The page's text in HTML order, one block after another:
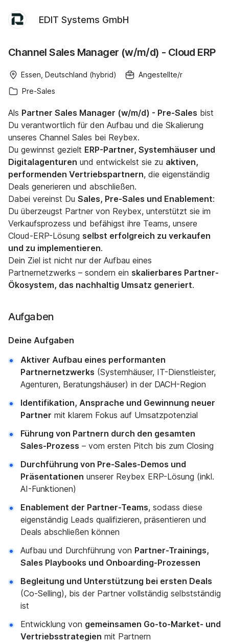
EDIT Systems GmbH
Channel Sales Manager (w/m/d) - Cloud ERP
Essen, Deutschland (hybrid)
Angestellte/r
Pre-Sales
Als Partner Sales Manager (w/m/d) - Pre-Sales bist
Du verantwortlich für den Aufbau und die Skalierung
unseres Channel Sales bei Reybex.
Du gewinnst gezielt ERP-Partner, Systemhäuser und
Digitalagenturen und entwickelst sie zu aktiven,
performenden Vertriebspartnern, die eigenständig
Deals generieren und abschließen.
Dabei vereinst Du Sales, Pre-Sales und Enablement:
Du überzeugst Partner von Reybex, unterstützt sie im
Verkaufsprozess und befähigst ihre Teams, unsere
Cloud-ERP-Lösung selbst erfolgreich zu verkaufen
und zu implementieren.
Dein Ziel ist nicht nur der Aufbau eines
Partnernetzwerks – sondern ein skalierbares Partner-
Ökosystem, das nachhaltig Umsatz generiert.
Aufgaben
Deine Aufgaben
Aktiver Aufbau eines performanten
Partnernetzwerks (Systemhäuser, IT-Dienstleister,
Agenturen, Beratungshäuser) in der DACH-Region
Identifikation, Ansprache und Gewinnung neuer
Partner mit klarem Fokus auf Umsatzpotenzial
Führung von Partnern durch den gesamten
Sales-Prozess – vom ersten Pitch bis zum Closing
Durchführung von Pre-Sales-Demos und
Präsentationen unserer Reybex ERP-Lösung (inkl.
AI-Funktionen)
Enablement der Partner-Teams, sodass diese
eigenständig Leads qualifizieren, präsentieren und
Deals abschließen können
Aufbau und Durchführung von Partner-Trainings,
Sales Playbooks und Onboarding-Prozessen
Begleitung und Unterstützung bei ersten Deals
(Co-Selling), bis der Partner vollständig selbstständig
ist
Entwicklung von gemeinsamen Go-to-Market- und
Vertriebsstrategien mit Partnern